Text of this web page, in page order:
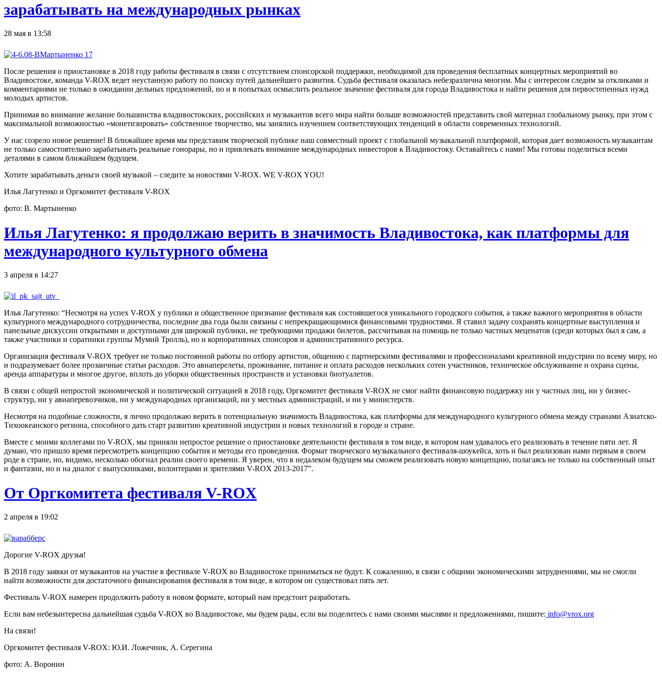
зарабатывать на международных рынках
28 мая в 13:58
После решения о приостановке в 2018 году работы фестиваля в связи с отсутствием спонсорской поддержки, необходимой для проведения бесплатных концертных мероприятий во
Владивостоке, команда V-ROX ведет неустанную работу по поиску путей дальнейшего развития. Судьба фестиваля оказалась небезразлична многим. Мы с интересом следим за откликами и
комментариями не только в ожидании дельных предложений, но и в попытках осмыслить реальное значение фестиваля для города Владивостока и найти решения для первостепенных нужд
молодых артистов.
Принимая во внимание желание большинства владивостокских, российских и музыкантов всего мира найти больше возможностей представить свой материал глобальному рынку, при этом с
максимальной возможностью «монетизировать» собственное творчество, мы занялись изучением соответствующих тенденций в области современных технологий.
У нас созрело новое решение! В ближайшее время мы представим творческой публике наш совместный проект с глобальной музыкальной платформой, которая дает возможность музыкантам
не только самостоятельно зарабатывать реальные гонорары, но и привлекать внимание международных инвесторов к Владивостоку. Оставайтесь с нами! Мы готовы поделиться всеми
деталями в самом ближайшем будущем.
Хотите зарабатывать деньги своей музыкой – следите за новостями V-ROX. WE V-ROX YOU!
Илья Лагутенко и Оргкомитет фестиваля V-ROX
фото: В. Мартыненко
Илья Лагутенко: я продолжаю верить в значимость Владивостока, как платформы для
международного культурного обмена
3 апреля в 14:27
Илья Лагутенко: “Несмотря на успех V-ROX у публики и общественное признание фестиваля как состоявшегося уникального городского события, а также важного мероприятия в области
культурного международного сотрудничества, последние два года были связаны с непрекращающимися финансовыми трудностями. Я ставил задачу сохранять концертные выступления и
панельные дискуссии открытыми и доступными для широкой публики, не требующими продажи билетов, рассчитывая на помощь не только частных меценатов (среди которых был я сам, а
также участники и соратники группы Мумий Тролль), но и корпоративных спонсоров и административного ресурса.
Организация фестиваля V-ROX требует не только постоянной работы по отбору артистов, общению с партнерскими фестивалями и профессионалами креативной индустрии по всему миру, но
и подразумевает более прозаичные статьи расходов. Это авиаперелеты, проживание, питание и оплата расходов нескольких сотен участников, техническое обслуживание и охрана сцены,
аренда аппаратуры и многое другое, вплоть до уборки общественных пространств и установки биотуалетов.
В связи с общей непростой экономической и политической ситуацией в 2018 году, Оргкомитет фестиваля V-ROX не смог найти финансовую поддержку ни у частных лиц, ни у бизнес-
структур, ни у авиаперевозчиков, ни у международных организаций, ни у местных администраций, и ни у министерств.
Несмотря на подобные сложности, я лично продолжаю верить в потенциальную значимость Владивостока, как платформы для международного культурного обмена между странами Азиатско-
Тихоокеанского региона, способного дать старт развитию креативной индустрии и новых технологий в городе и стране.
Вместе с моими коллегами по V-ROX, мы приняли непростое решение о приостановке деятельности фестиваля в том виде, в котором нам удавалось его реализовать в течение пяти лет. Я
думаю, что пришло время пересмотреть концепцию события и методы его проведения. Формат творческого музыкального фестиваля-шоукейса, хоть и был реализован нами первым в своем
роде в стране, но, видимо, несколько обогнал реалии своего времени. Я уверен, что в недалеком будущем мы сможем реализовать новую концепцию, полагаясь не только на собственный опыт
и фантазии, но и на диалог с выпускниками, волонтерами и зрителями V-ROX 2013-2017”.
От Оргкомитета фестиваля V-ROX
2 апреля в 19:02
Дорогие V-ROX друзья!
В 2018 году заявки от музыкантов на участие в фестивале V-ROX во Владивостоке приниматься не будут. К сожалению, в связи с общими экономическими затруднениями, мы не смогли
найти возможности для достаточного финансирования фестиваля в том виде, в котором он существовал пять лет.
Фестиваль V-ROX намерен продолжить работу в новом формате, который нам предстоит разработать.
Если вам небезынтересна дальнейшая судьба V-ROX во Владивостоке, мы будем рады, если вы поделитесь с нами своими мыслями и предложениями, пишите: info@vrox.org
На связи!
Оргкомитет фестиваля V-ROX: Ю.И. Ложечник, А. Серегина
фото: А. Воронин